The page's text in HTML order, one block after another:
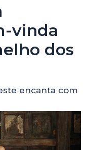
vinda
dos
encanta com